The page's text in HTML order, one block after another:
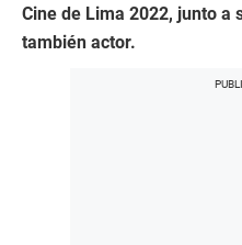
Cine de Lima 2022, junto a
también actor.